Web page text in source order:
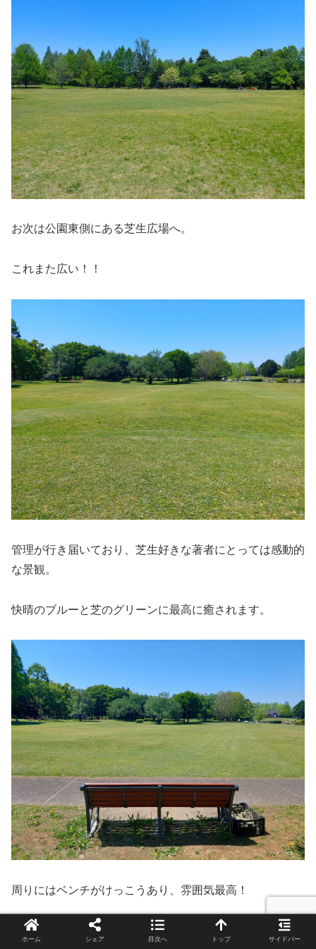
お次は公園東側にある芝生広場へ。
これまた広い！！
管理が行き届いており、芝生好きな著者にとっては感動的
な景観。
快晴のブルーと芝のグリーンに最高に癒されます。
周りにはベンチがけっこうあり、雰囲気最高！
木陰となる木々もけっこうありますよ。
ホーム シェア 目次へ トップ サイドバー